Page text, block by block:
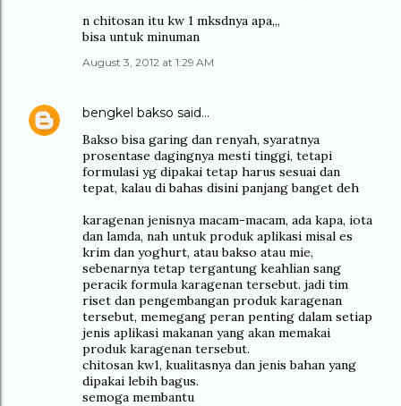
n chitosan itu kw 1 mksdnya apa,,,
bisa untuk minuman
August 3, 2012 at 1:29 AM
bengkel bakso said…
Bakso bisa garing dan renyah, syaratnya
prosentase dagingnya mesti tinggi, tetapi
formulasi yg dipakai tetap harus sesuai dan
tepat, kalau di bahas disini panjang banget deh
karagenan jenisnya macam-macam, ada kapa, iota
dan lamda, nah untuk produk aplikasi misal es
krim dan yoghurt, atau bakso atau mie,
sebenarnya tetap tergantung keahlian sang
peracik formula karagenan tersebut. jadi tim
riset dan pengembangan produk karagenan
tersebut, memegang peran penting dalam setiap
jenis aplikasi makanan yang akan memakai
produk karagenan tersebut.
chitosan kw1, kualitasnya dan jenis bahan yang
dipakai lebih bagus.
semoga membantu